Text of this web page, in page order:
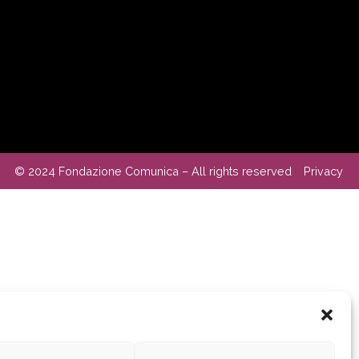
© 2024 Fondazione Comunica – All rights reserved Privacy